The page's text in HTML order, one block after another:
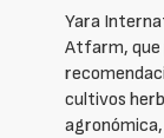
Yara
Atfarm, que
cultivos